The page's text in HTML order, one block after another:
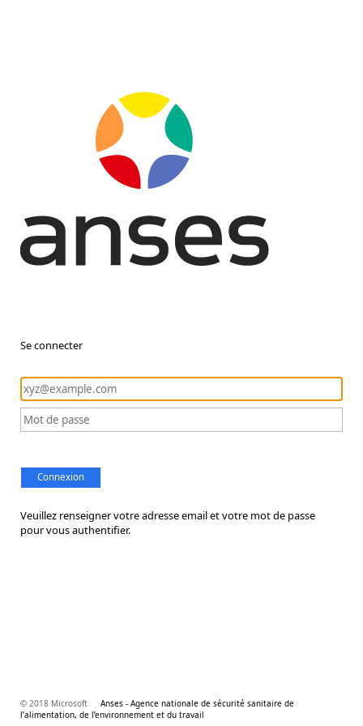
Se connecter
Connexion
Veuillez renseigner votre adresse email et votre mot de passe
pour vous authentifier.
© 2018 Microsoft
Anses - Agence nationale de sécurité sanitaire de
l’alimentation, de l’environnement et du travail